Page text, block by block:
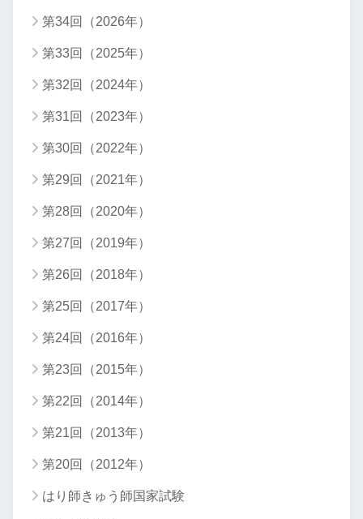
第34回（2026年）
第33回（2025年）
第32回（2024年）
第31回（2023年）
第30回（2022年）
第29回（2021年）
第28回（2020年）
第27回（2019年）
第26回（2018年）
第25回（2017年）
第24回（2016年）
第23回（2015年）
第22回（2014年）
第21回（2013年）
第20回（2012年）
はり師きゅう師国家試験